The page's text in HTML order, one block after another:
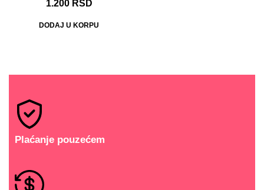
1.200 RSD
DODAJ U KORPU
Plaćanje pouzećem